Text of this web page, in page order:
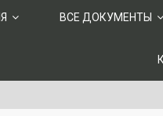
ВСЕ ДОКУМЕНТЫ